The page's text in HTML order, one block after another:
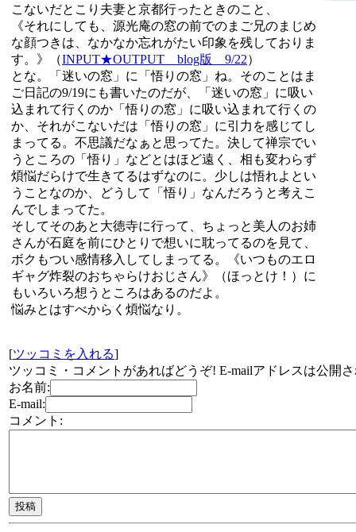
こないだとこり夫妻と京都行ったときのこと、
《それにしても、源光庵の窓の前でのまご兄のまじめ
な顔つきは、なかなか忘れがたい印象を残しておりま
す。》（INPUT★OUTPUT blog版 9/22）
とな。「迷いの窓」に「悟りの窓」ね。そのことはま
ご日記の9/19にも書いたのだが、「迷いの窓」に吸い
込まれて行くのか「悟りの窓」に吸い込まれて行くの
か、それがこないだは「悟りの窓」に引力を感じてし
まってる。不思議だなぁと思ってた。決して禅宗でい
うところの「悟り」などとはほど遠く、相も変わらず
煩悩だらけで生きてるはずなのに。少しは悟れよとい
うことなのか、どうして「悟り」なんだろうと考えこ
んでしまってた。
そしてそのあと大徳寺に行って、ちょっと美人のお姉
さんが石庭を前にひとりで想いに耽ってるのを見て、
ボクもつい感情移入してしまってる。《いつものエロ
ギャグ炸裂のおちゃらけおじさん》（ほっとけ！）に
もいろいろ想うところはあるのだよ。
悩みとはすべからく煩悩なり。
[ツッコミを入れる]
ツッコミ・コメントがあればどうぞ! E-mailアドレスは公開
お名前:
E-mail:
コメント: